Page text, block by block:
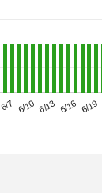
6/7 6/10 6/13 6/16 6/19